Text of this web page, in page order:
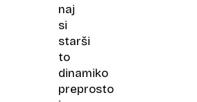
naj
si
starši
to
dinamiko
preprosto